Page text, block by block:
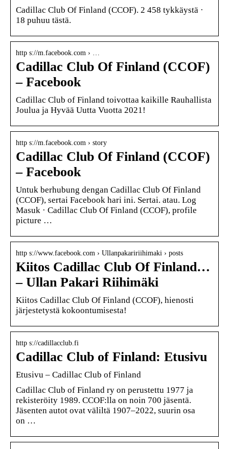
Cadillac Club Of Finland (CCOF). 2 458 tykkäystä ·
18 puhuu tästä.
http s://m.facebook.com › …
Cadillac Club Of Finland (CCOF)
– Facebook
Cadillac Club of Finland toivottaa kaikille Rauhallista
Joulua ja Hyvää Uutta Vuotta 2021!
http s://m.facebook.com › story
Cadillac Club Of Finland (CCOF)
– Facebook
Untuk berhubung dengan Cadillac Club Of Finland
(CCOF), sertai Facebook hari ini. Sertai. atau. Log
Masuk · Cadillac Club Of Finland (CCOF), profile
picture …
http s://www.facebook.com › Ullanpakaririihimaki › posts
Kiitos Cadillac Club Of Finland…
– Ullan Pakari Riihimäki
Kiitos Cadillac Club Of Finland (CCOF), hienosti
järjestetystä kokoontumisesta!
http s://cadillacclub.fi
Cadillac Club of Finland: Etusivu
Etusivu – Cadillac Club of Finland
Cadillac Club of Finland ry on perustettu 1977 ja
rekisteröity 1989. CCOF:lla on noin 700 jäsentä.
Jäsenten autot ovat väliltä 1907–2022, suurin osa
on …